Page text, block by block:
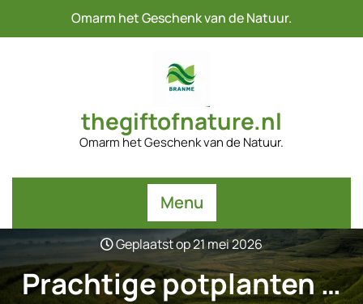
Omarm het Geschenk van de Natuur.
thegiftofnature.nl
Omarm het Geschenk van de Natuur.
Menu
Geplaatst op 21 mei 2026
Prachtige potplanten …